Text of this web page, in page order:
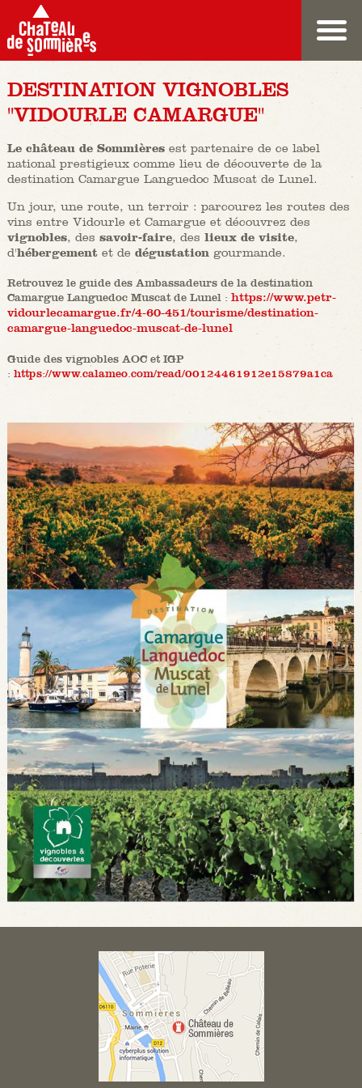
DESTINATION VIGNOBLES
"VIDOURLE CAMARGUE"
Le château de Sommièresest partenaire de ce label
national prestigieux comme lieu de découverte de la
destination Camargue Languedoc Muscat de Lunel.
Un jour, une route, un terroir : parcourez les routes des
vins entre Vidourle et Camargue et découvrez des
vignobles, des savoir-faire, des lieux de visite,
d'hébergementet de dégustation gourmande.
Retrouvez le guide des Ambassadeurs de la destination
Camargue Languedoc Muscat de Lunel : https://www.petr-
vidourlecamargue.fr/4-60-451/tourisme/destination-
camargue-languedoc-muscat-de-lunel
Guide des vignobles AOC et IGP
: https://www.calameo.com/read/00124461912e15879a1ca